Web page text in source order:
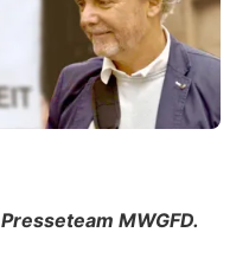
Presseteam MWGFD.